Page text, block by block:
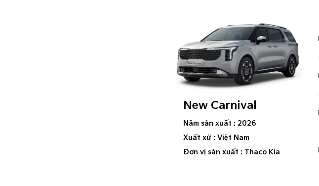
New Carnival
Năm sản xuất : 2026
Xuất xứ : Việt Nam
Đơn vị sản xuất : Thaco Kia